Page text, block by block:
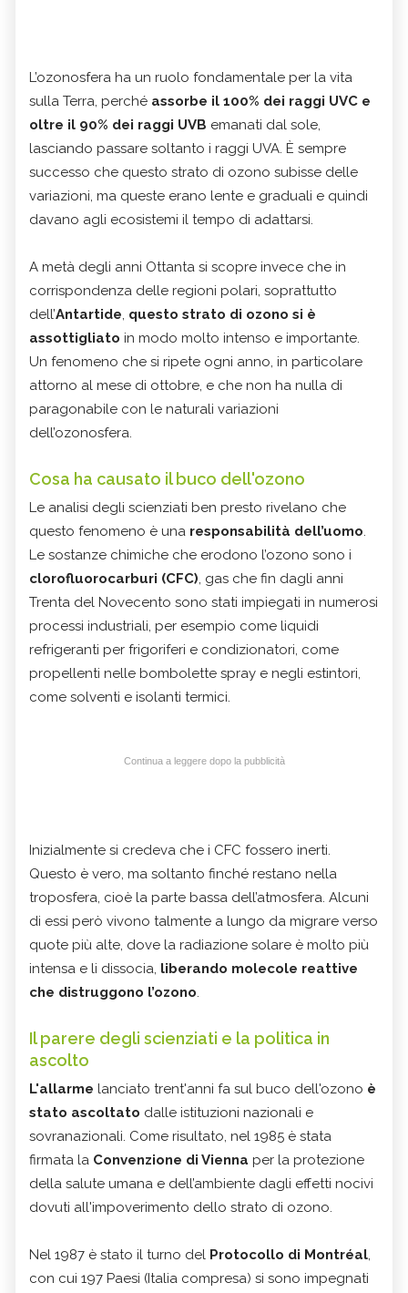
L’ozonosfera ha un ruolo fondamentale per la vita
sulla Terra, perché assorbe il 100% dei raggi UVC e
oltre il 90% dei raggi UVB emanati dal sole,
lasciando passare soltanto i raggi UVA. È sempre
successo che questo strato di ozono subisse delle
variazioni, ma queste erano lente e graduali e quindi
davano agli ecosistemi il tempo di adattarsi.
A metà degli anni Ottanta si scopre invece che in
corrispondenza delle regioni polari, soprattutto
dell’Antartide, questo strato di ozono si è
assottigliato in modo molto intenso e importante.
Un fenomeno che si ripete ogni anno, in particolare
attorno al mese di ottobre, e che non ha nulla di
paragonabile con le naturali variazioni
dell’ozonosfera.
Cosa ha causato il buco dell'ozono
Le analisi degli scienziati ben presto rivelano che
questo fenomeno è una responsabilità dell’uomo.
Le sostanze chimiche che erodono l’ozono sono i
clorofluorocarburi (CFC), gas che fin dagli anni
Trenta del Novecento sono stati impiegati in numerosi
processi industriali, per esempio come liquidi
refrigeranti per frigoriferi e condizionatori, come
propellenti nelle bombolette spray e negli estintori,
come solventi e isolanti termici.
Continua a leggere dopo la pubblicità
Inizialmente si credeva che i CFC fossero inerti.
Questo è vero, ma soltanto finché restano nella
troposfera, cioè la parte bassa dell’atmosfera. Alcuni
di essi però vivono talmente a lungo da migrare verso
quote più alte, dove la radiazione solare è molto più
intensa e li dissocia, liberando molecole reattive
che distruggono l’ozono.
Il parere degli scienziati e la politica in
ascolto
L'allarme lanciato trent'anni fa sul buco dell'ozono è
stato ascoltato dalle istituzioni nazionali e
sovranazionali. Come risultato, nel 1985 è stata
firmata la Convenzione di Vienna per la protezione
della salute umana e dell’ambiente dagli effetti nocivi
dovuti all'impoverimento dello strato di ozono.
Nel 1987 è stato il turno del Protocollo di Montréal,
con cui 197 Paesi (Italia compresa) si sono impegnati